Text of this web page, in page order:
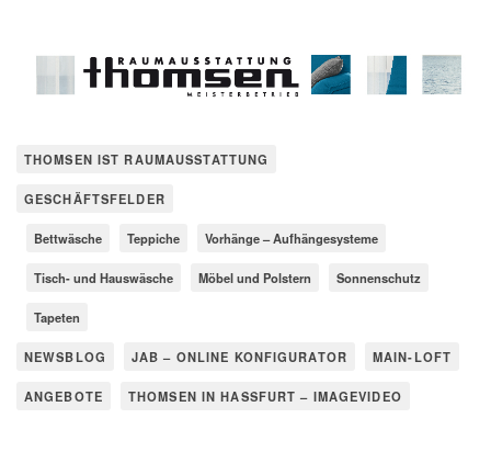
THOMSEN IST RAUMAUSSTATTUNG
GESCHÄFTSFELDER
Bettwäsche Teppiche Vorhänge – Aufhängesysteme
Tisch- und Hauswäsche Möbel und Polstern Sonnenschutz
Tapeten
NEWSBLOG JAB – ONLINE KONFIGURATOR MAIN-LOFT
ANGEBOTE THOMSEN IN HASSFURT – IMAGEVIDEO